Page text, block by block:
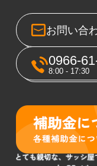
お問い合
0966-
8:00 - 17:30